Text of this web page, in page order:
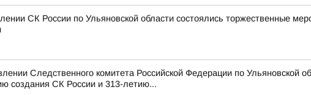
СК России по Ульяновской области состоялись торжественные
Следственного комитета Российской Федерации по Ульяновской
создания СК России и 313-летию...